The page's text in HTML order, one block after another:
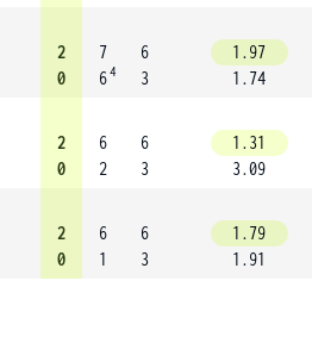
2
0
7
64
6
3
1.97
1.74
2
0
6
2
6
3
1.31
3.09
2
0
6
1
6
3
1.79
1.91